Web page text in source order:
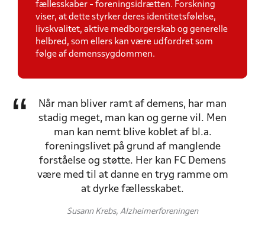
fællesskaber - foreningsidrætten. Forskning
viser, at dette styrker deres identitetsfølelse,
livskvalitet, aktive medborgerskab og generelle
helbred, som ellers kan være udfordret som
følge af demenssygdommen.
Når man bliver ramt af demens, har man
stadig meget, man kan og gerne vil. Men
man kan nemt blive koblet af bl.a.
foreningslivet på grund af manglende
forståelse og støtte. Her kan FC Demens
være med til at danne en tryg ramme om
at dyrke fællesskabet.
Susann Krebs, Alzheimerforeningen